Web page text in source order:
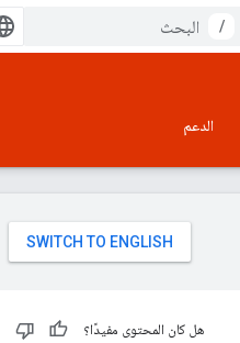
/
الدعم
هل كان المحتوى مفيدًا؟